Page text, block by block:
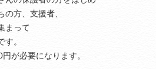
方、支援者、
まって
。
が必要になります。